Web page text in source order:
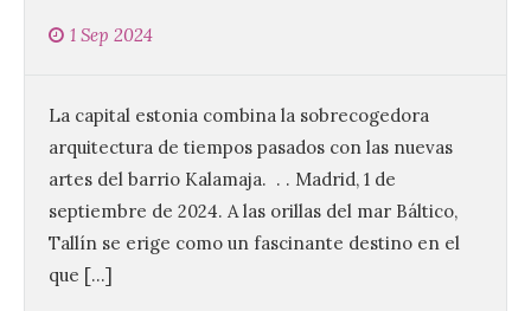
1 Sep 2024
La capital estonia combina la sobrecogedora
arquitectura de tiempos pasados con las nuevas
artes del barrio Kalamaja. . . Madrid, 1 de
septiembre de 2024. A las orillas del mar Báltico,
Tallín se erige como un fascinante destino en el
que […]